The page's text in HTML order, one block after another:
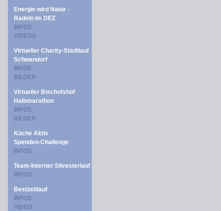
Energie wird Natur -
Radeln im DEZ
INFOS
VIDEOS
Virtueller Charity-Stadtlauf
Schwandorf
INFOS
BILDER
Virtueller Bischofshof
Halbmarathon
INFOS
BILDER
Küche Aktiv
Spenden-Challenge
INFOS
Team-Interner Silvesterlauf
INFOS
Bestzeitlauf
INFOS
VIDEO